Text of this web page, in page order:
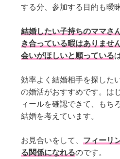
する分、参加する目的も曖
結婚したい子持ちのママさ
き合っている暇はありませ
会いがほしいと願っている
効率よく結婚相手を探した
の婚活がおすすめです。は
ィールを確認できて、もち
結婚を考えています。
お見合いをして、 フィーリ
る関係になれるのです。